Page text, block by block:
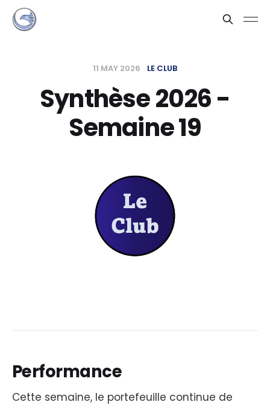
11 MAY 2026 LE CLUB
Synthèse 2026 -
Semaine 19
Performance
Cette semaine, le portefeuille continue de